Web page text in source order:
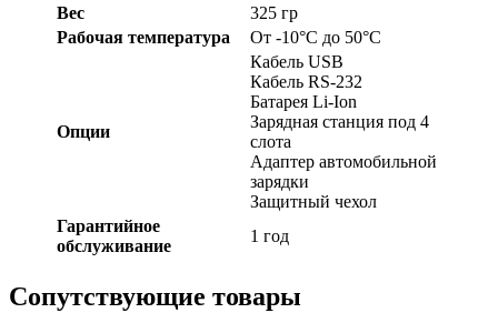
Вес
325 гр
Рабочая температура
От -10°C до 50°C
Опции
Кабель USB
Кабель RS-232
Батарея Li-Ion
Зарядная станция под 4
слота
Адаптер автомобильной
зарядки
Защитный чехол
Гарантийное
обслуживание
1 год
Сопутствующие товары